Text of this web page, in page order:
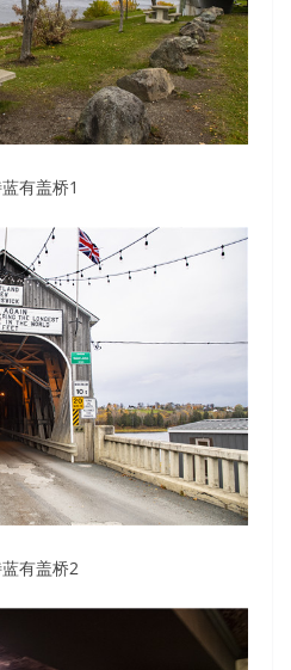
有盖桥1
有盖桥2